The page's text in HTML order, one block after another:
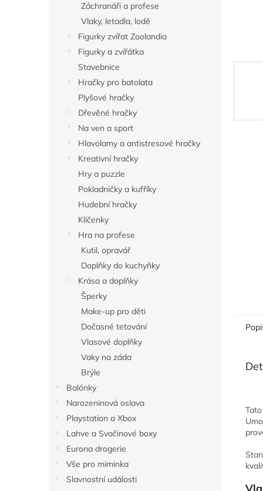
Záchranáři a profese
Vlaky, letadla, lodě
Figurky zvířat Zoolandia
Figurky a zvířátka
Stavebnice
Hračky pro batolata
Plyšové hračky
Dřevěné hračky
Na ven a sport
Hlavolamy a antistresové hračky
Kreativní hračky
Hry a puzzle
Pokladničky a kufříky
Hudební hračky
Klíčenky
Hra na profese
Kutil, opravář
Doplňky do kuchyňky
Krása a doplňky
Šperky
Make-up pro děti
Dočasné tetování
Vlasové doplňky
Vaky na záda
Brýle
Balónky
Narozeninová oslava
Playstation a Xbox
Lahve a Svačinové boxy
Eurona drogerie
Vše pro miminka
Slavnostní události
Tato